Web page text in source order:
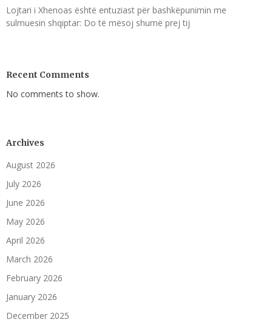
Lojtari i Xhenoas është entuziast për bashkëpunimin me
sulmuesin shqiptar: Do të mësoj shumë prej tij
Recent Comments
No comments to show.
Archives
August 2026
July 2026
June 2026
May 2026
April 2026
March 2026
February 2026
January 2026
December 2025